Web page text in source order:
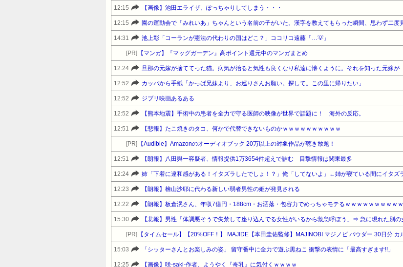
12:15 【画像】池田エライザ、ぽっちゃりしてしまう・・・
12:15
14:31 池上彰「コーランが憲法の代わりの国はどこ？」ココリコ遠藤「…💡」
[PR] 【マンガ】『マッグガーデン』高ポイント還元中のマンガまとめ
12:24
12:52 カッパから手紙「かっぱ兄妹より、お巡りさんお願い。探して。この里に帰りたい」
12:52 ジブリ映画あるある
12:52 【熊本地震】手術中の患者を全力で守る医師の映像が世界で話題に！ 海外の反応。
12:51 【悲報】たこ焼きのタコ、何かで代替できないものかｗｗｗｗｗｗｗｗｗｗ
[PR] 【Audible】Amazonのオーディオブック 20万以上の対象作品が聴き放題！
12:51 【朗報】八田與一容疑者、情報提供1万3654件超えで詰む 目撃情報は関東最多
12:24
12:23 【朗報】檜山沙耶に代わる新しい弱者男性の姫が発見される
12:22 【朗報】板倉滉さん、年収7億円・188cm・お洒落・包容力でめっちゃモテるｗｗｗｗｗｗｗｗｗｗ
15:30
[PR]
15:03 「シッターさんとお楽しみの姿」 留守番中に全力で遊ぶ黒ねこ 衝撃の表情に「最高すぎます!!」
12:25 【画像】咲-saki-作者、ようやく『奇乳』に気付くｗｗｗｗ